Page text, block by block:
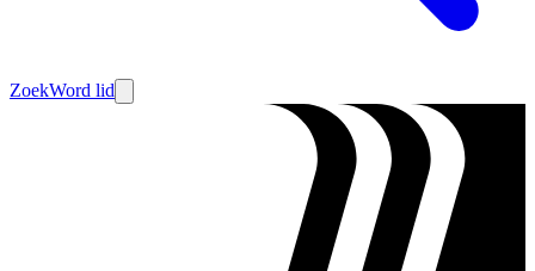
ZoekWord lid